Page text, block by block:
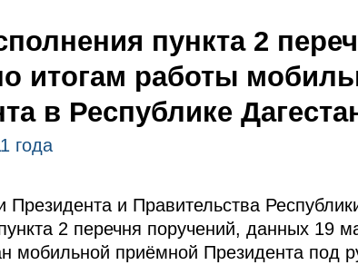
пункта 2
итогам работы
в Республике
года
Президента и Правительства
2 перечня поручений, данных 19
мобильной приёмной Президента под